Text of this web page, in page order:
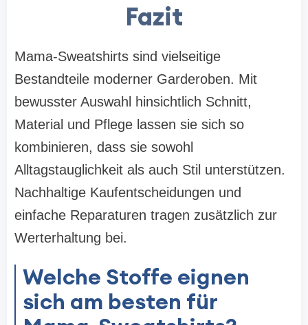
Fazit
Mama-Sweatshirts sind vielseitige
Bestandteile moderner Garderoben. Mit
bewusster Auswahl hinsichtlich Schnitt,
Material und Pflege lassen sie sich so
kombinieren, dass sie sowohl
Alltagstauglichkeit als auch Stil unterstützen.
Nachhaltige Kaufentscheidungen und
einfache Reparaturen tragen zusätzlich zur
Werterhaltung bei.
Welche Stoffe eignen
sich am besten für